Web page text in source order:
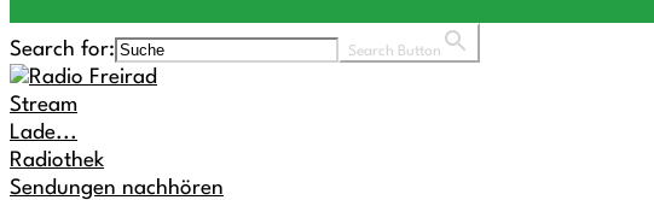
Search for: Search Button
Stream
Lade...
Radiothek
Sendungen nachhören